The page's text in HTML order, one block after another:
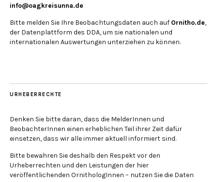
info@oagkreisunna.de
Bitte melden Sie Ihre Beobachtungsdaten auch auf Ornitho.de,
der Datenplattform des DDA, um sie nationalen und
internationalen Auswertungen unterziehen zu können.
URHEBERRECHTE
Denken Sie bitte daran, dass die MelderInnen und
BeobachterInnen einen erheblichen Teil ihrer Zeit dafür
einsetzen, dass wir alle immer aktuell informiert sind.
Bitte bewahren Sie deshalb den Respekt vor den
Urheberrechten und den Leistungen der hier
veröffentlichenden OrnithologInnen – nutzen Sie die Daten